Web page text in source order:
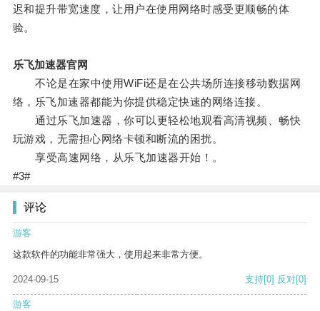
迟和提升带宽速度，让用户在使用网络时感受更顺畅的体
验。
乐飞加速器官网
不论是在家中使用WiFi还是在公共场所连接移动数据网
络，乐飞加速器都能为你提供稳定快速的网络连接。
通过乐飞加速器，你可以更轻松地观看高清视频、畅快
玩游戏，无需担心网络卡顿和断流的困扰。
享受高速网络，从乐飞加速器开始！。
#3#
评论
游客
这款软件的功能非常强大，使用起来非常方便。
2024-09-15 支持[0] 反对[0]
游客